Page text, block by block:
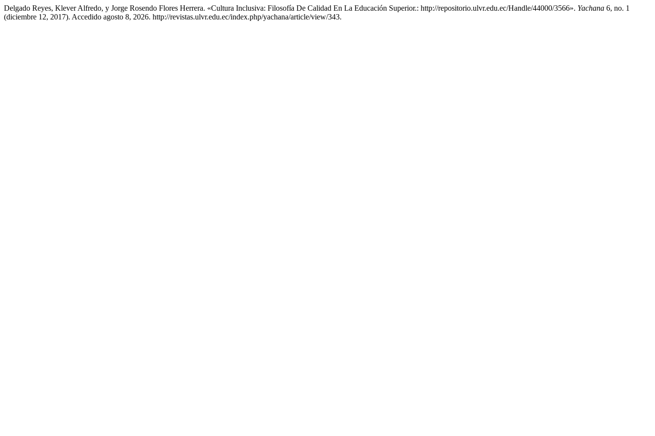
Delgado Reyes, Klever Alfredo, y Jorge Rosendo Flores Herrera. «Cultura Inclusiva: Filosofía De Calidad En La Educación Superior.: http://repositorio.ulvr.edu.ec/Handle/44000/3566». Yachana 6, no. 1
(diciembre 12, 2017). Accedido agosto 8, 2026. http://revistas.ulvr.edu.ec/index.php/yachana/article/view/343.